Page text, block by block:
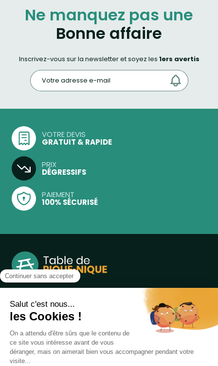
Ne manquez pas une
Bonne affaire
Inscrivez-vous sur la newsletter et soyez les 1ers avertis
VOTRE DEVIS
GRATUIT & RAPIDE
PRIX
DÉGRESSIFS
PAIEMENT
100% SÉCURISÉ
Notre boutique, spécialisée dans la vente de table de
pique-nique et de plein air, est principalement adressée
aux collectvités, aux entreprises privées et publiques et au
associations.
Infos et contact au04 86 84 05 81